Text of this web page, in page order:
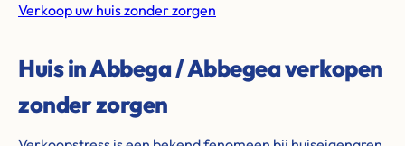
Verkoop uw huis zonder zorgen
Huis in Abbega / Abbegea verkopen
zonder zorgen